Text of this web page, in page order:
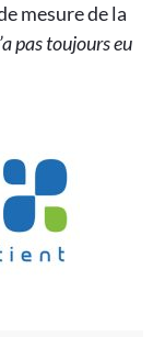
mesure de la
pas toujours eu